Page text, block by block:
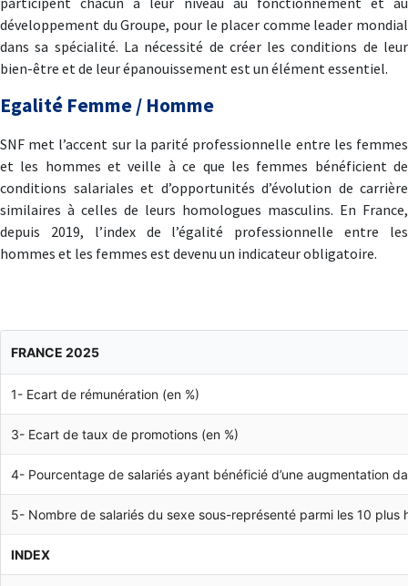
développement du Groupe, pour le placer comme leader mondial
dans sa spécialité. La nécessité de créer les conditions de leur
bien-être et de leur épanouissement est un élément essentiel.
Egalité Femme / Homme
SNF met l’accent sur la parité professionnelle entre les femmes
et les hommes et veille à ce que les femmes bénéficient de
conditions salariales et d’opportunités d’évolution de carrière
similaires à celles de leurs homologues masculins. En France,
depuis 2019, l’index de l’égalité professionnelle entre les
hommes et les femmes est devenu un indicateur obligatoire.
FRANCE 2025
1- Ecart de rémunération (en %)
3- Ecart de taux de promotions (en %)
4- Pourcentage de salariés ayant bénéficié d’une augmentation
5- Nombre de salariés du sexe sous-représenté parmi les 10 plus
INDEX